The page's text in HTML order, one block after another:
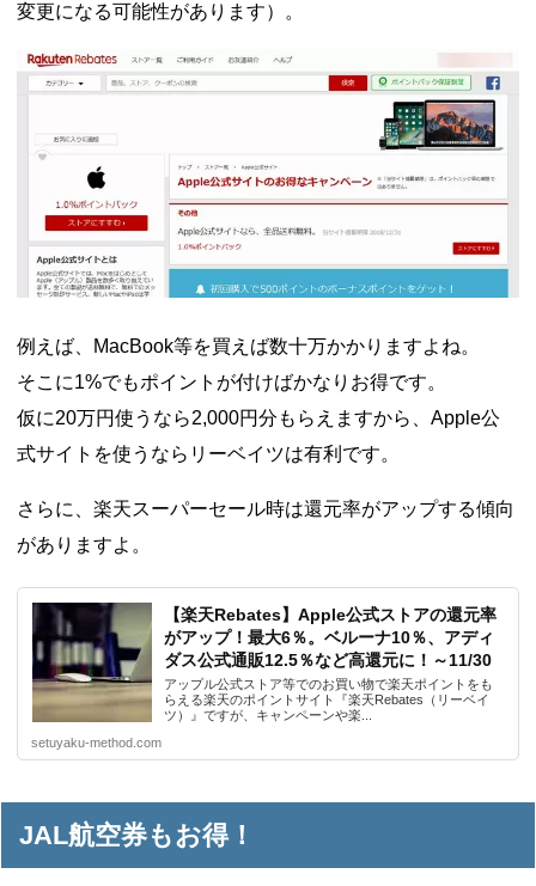
変更になる可能性があります）。
例えば、MacBook等を買えば数十万かかりますよね。
そこに1%でもポイントが付けばかなりお得です。
仮に20万円使うなら2,000円分もらえますから、Apple公
式サイトを使うならリーベイツは有利です。
さらに、楽天スーパーセール時は還元率がアップする傾向
がありますよ。
【楽天Rebates】Apple公式ストアの還元率
がアップ！最大6％。ベルーナ10％、アディ
ダス公式通販12.5％など高還元に！～11/30
アップル公式ストア等でのお買い物で楽天ポイントをも
らえる楽天のポイントサイト『楽天Rebates（リーベイ
ツ）』ですが、キャンペーンや楽...
setuyaku-method.com
JAL航空券もお得！